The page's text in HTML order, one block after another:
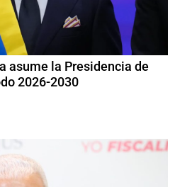
asume la Presidencia de
2026-2030